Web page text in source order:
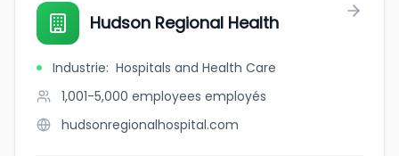
Hudson Regional Health
Industrie: Hospitals and Health Care
1,001-5,000 employees employés
hudsonregionalhospital.com